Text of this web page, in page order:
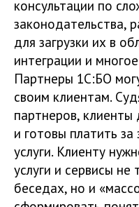
консультации по
законодательства,
для загрузки их в
интеграции и
Партнеры 1С:БО
своим клиентам.
партнеров,
и готовы платить
услуги. Клиенту
услуги и сервисы
беседах, но и